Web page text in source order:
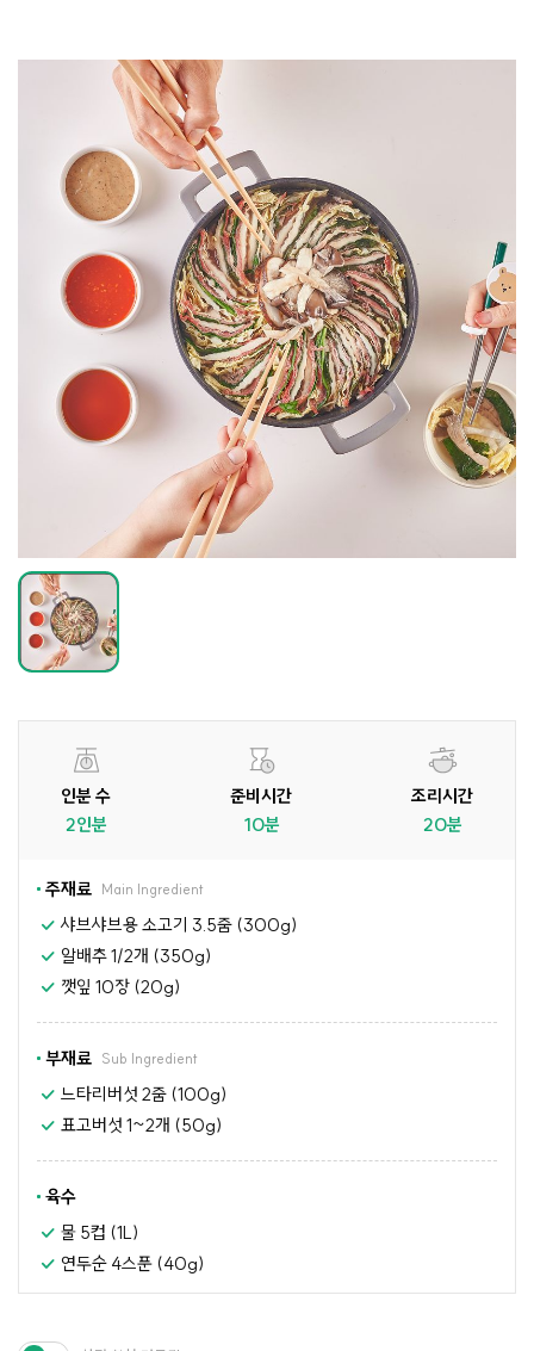
인분 수
2인분
준비시간
10분
조리시간
20분
주재료 Main Ingredient
샤브샤브용 소고기 3.5줌 (300g)
알배추 1/2개 (350g)
깻잎 10장 (20g)
부재료 Sub Ingredient
느타리버섯 2줌 (100g)
표고버섯 1~2개 (50g)
육수
물 5컵 (1L)
연두순 4스푼 (40g)